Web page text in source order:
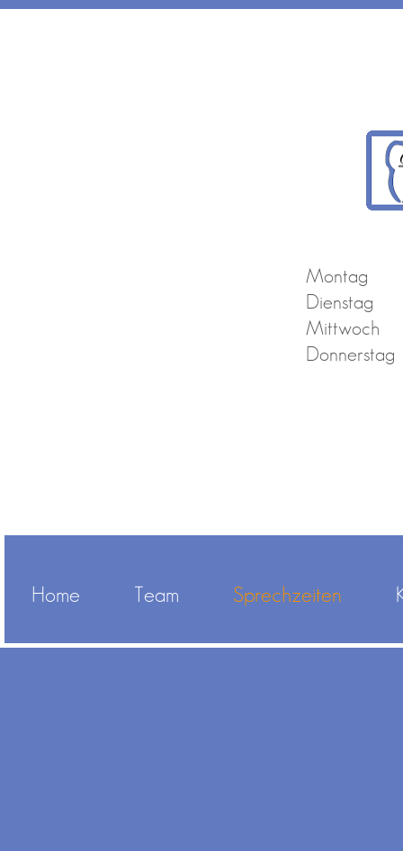
Montag
Dienstag
Mittwoch
Donnerstag
Home Team Sprechzeiten